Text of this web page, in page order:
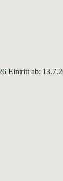
Eintritt ab: